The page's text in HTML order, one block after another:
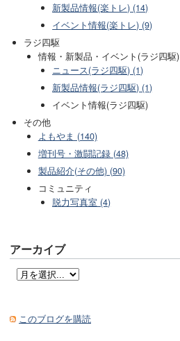
新製品情報(楽トレ) (14)
イベント情報(楽トレ) (9)
ラジ四駆
情報・新製品・イベント(ラジ四駆)
ニュース(ラジ四駆) (1)
新製品情報(ラジ四駆) (1)
イベント情報(ラジ四駆)
その他
よもやま (140)
増刊号・激闘記録 (48)
製品紹介(その他) (90)
コミュニティ
脱力写真室 (4)
アーカイブ
このブログを購読